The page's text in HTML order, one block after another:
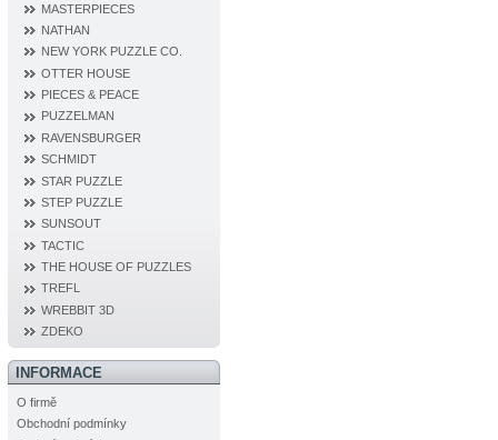
MASTERPIECES
NATHAN
NEW YORK PUZZLE CO.
OTTER HOUSE
PIECES & PEACE
PUZZELMAN
RAVENSBURGER
SCHMIDT
STAR PUZZLE
STEP PUZZLE
SUNSOUT
TACTIC
THE HOUSE OF PUZZLES
TREFL
WREBBIT 3D
ZDEKO
INFORMACE
O firmě
Obchodní podmínky